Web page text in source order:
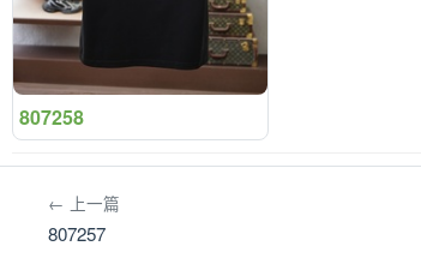
807258
← 上一篇
807257